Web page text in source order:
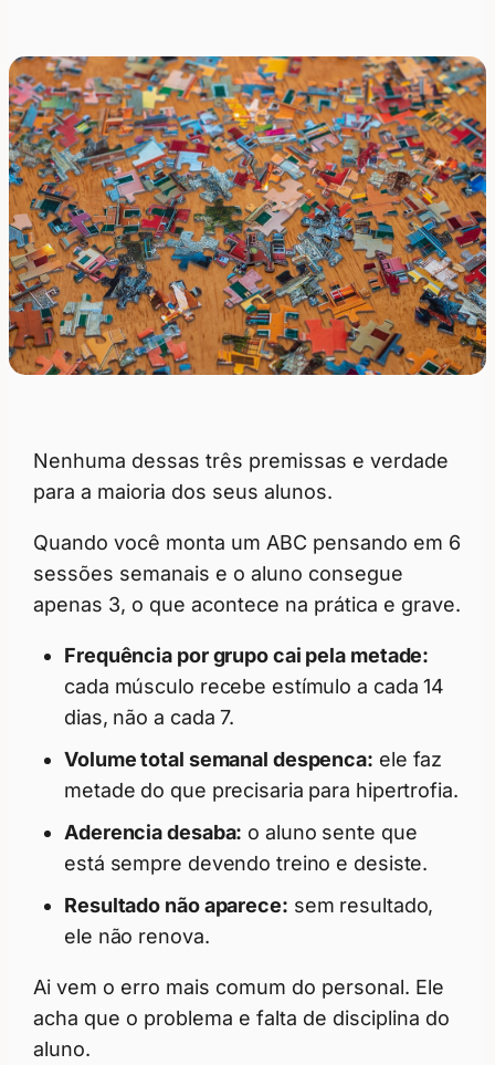
Nenhuma dessas três premissas e verdade
para a maioria dos seus alunos.
Quando você monta um ABC pensando em 6
sessões semanais e o aluno consegue
apenas 3, o que acontece na prática e grave.
Frequência por grupo cai pela metade:
cada músculo recebe estímulo a cada 14
dias, não a cada 7.
Volume total semanal despenca: ele faz
metade do que precisaria para hipertrofia.
Aderencia desaba: o aluno sente que
está sempre devendo treino e desiste.
Resultado não aparece: sem resultado,
ele não renova.
Ai vem o erro mais comum do personal. Ele
acha que o problema e falta de disciplina do
aluno.